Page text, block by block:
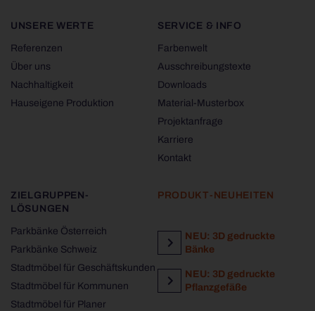
UNSERE WERTE
Referenzen
Über uns
Nachhaltigkeit
Hauseigene Produktion
SERVICE & INFO
Farbenwelt
Ausschreibungstexte
Downloads
Material-Musterbox
Projektanfrage
Karriere
Kontakt
ZIELGRUPPEN-
LÖSUNGEN
Parkbänke Österreich
Parkbänke Schweiz
Stadtmöbel für Geschäftskunden
Stadtmöbel für Kommunen
Stadtmöbel für Planer
PRODUKT-NEUHEITEN
NEU: 3D gedruckte
Bänke
NEU: 3D gedruckte
Pflanzgefäße